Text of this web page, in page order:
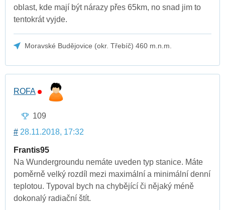
oblast, kde mají být nárazy přes 65km, no snad jim to
tentokrát vyjde.
Moravské Budějovice (okr. Třebíč) 460 m.n.m.
ROFA
109
# 28.11.2018, 17:32
Frantis95
Na Wundergroundu nemáte uveden typ stanice. Máte
poměrně velký rozdíl mezi maximální a minimální denní
teplotou. Typoval bych na chybějící či nějaký méně
dokonalý radiační štít.